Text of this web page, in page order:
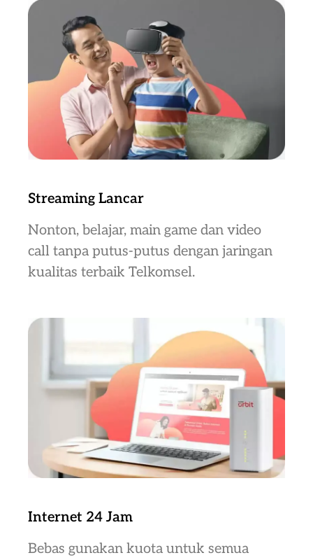
Streaming Lancar
Nonton, belajar, main game dan video
call tanpa putus-putus dengan jaringan
kualitas terbaik Telkomsel.
Internet 24 Jam
Bebas gunakan kuota untuk semua